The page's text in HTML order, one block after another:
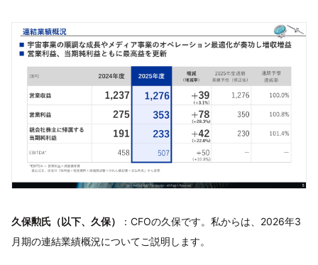
久保勲氏（以下、久保）
：CFOの久保です。私からは、2026年3
月期の連結業績概況についてご説明します。